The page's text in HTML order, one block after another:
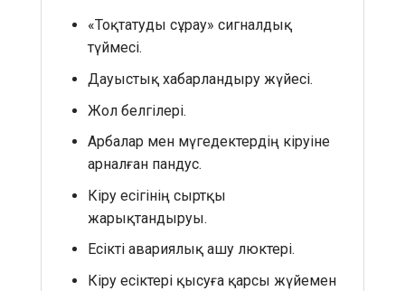
«Тоқтатуды сұрау» сигналдық
түймесі.
Дауыстық хабарландыру жүйесі.
Жол белгілері.
Арбалар мен мүгедектердің кіруіне
арналған пандус.
Кіру есігінің сыртқы
жарықтандыруы.
Есікті авариялық ашу люктері.
Кіру есіктері қысуға қарсы жүйемен